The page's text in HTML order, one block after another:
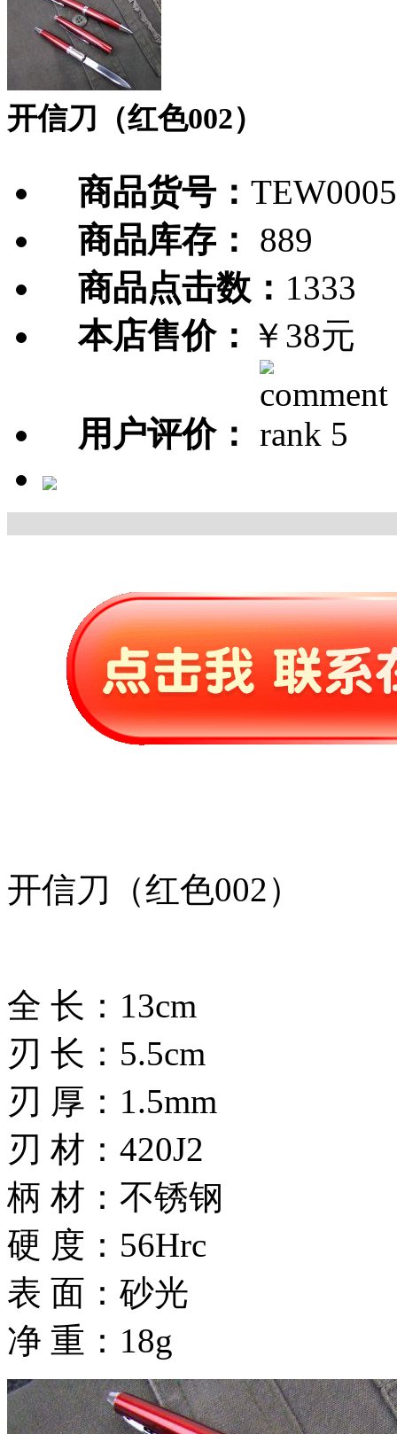
开信刀（红色002）
商品货号：
商品库存：
889
商品点击数： 1333
本店售价： ￥38元
用户评价：
开信刀（红色002）
全 长：13cm
刃 长：5.5cm
刃 厚：1.5mm
刃 材：420J2
柄 材：不锈钢
硬 度：56Hrc
表 面：砂光
净 重：18g